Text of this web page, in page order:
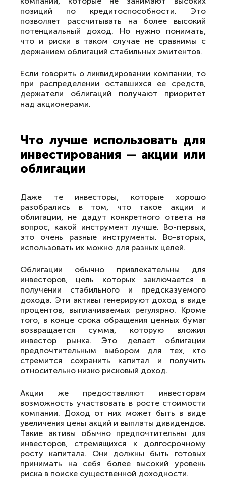
позиций по кредитоспособности. Это
позволяет рассчитывать на более высокий
потенциальный доход. Но нужно понимать,
что и риски в таком случае не сравнимы с
держанием облигаций стабильных эмитентов.
Если говорить о ликвидировании компании, то
при распределении оставшихся ее средств,
держатели облигаций получают приоритет
над акционерами.
Что лучше использовать для
инвестирования — акции или
облигации
Даже те инвесторы, которые хорошо
разобрались в том, что такое акции и
облигации, не дадут конкретного ответа на
вопрос, какой инструмент лучше. Во-первых,
это очень разные инструменты. Во-вторых,
использовать их можно для разных целей.
Облигации обычно привлекательны для
инвесторов, цель которых заключается в
получении стабильного и предсказуемого
дохода. Эти активы генерируют доход в виде
процентов, выплачиваемых регулярно. Кроме
того, в конце срока обращения ценных бумаг
возвращается сумма, которую вложил
инвестор рынка. Это делает облигации
предпочтительным выбором для тех, кто
стремится сохранить капитал и получить
относительно низко рисковый доход.
Акции же предоставляют инвесторам
возможность участвовать в росте стоимости
компании. Доход от них может быть в виде
увеличения цены акций и выплаты дивидендов.
Такие активы обычно предпочтительны для
инвесторов, стремящихся к долгосрочному
росту капитала. Они должны быть готовых
принимать на себя более высокий уровень
риска в поиске существенной доходности.